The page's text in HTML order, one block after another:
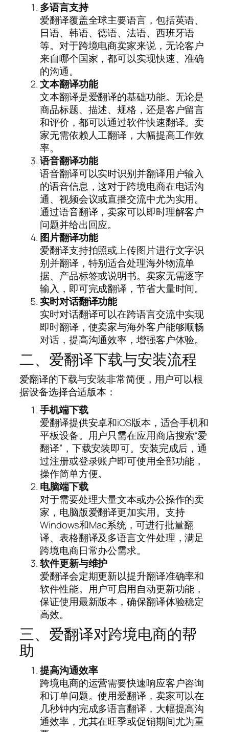
多语言支持
爱翻译覆盖全球主要语言，包括英语、
日语、韩语、德语、法语、西班牙语
等。对于跨境电商卖家来说，无论客户
来自哪个国家，都可以实现快速、准确
的沟通。
文本翻译功能
文本翻译是爱翻译的基础功能。无论是
商品标题、描述、规格，还是客户留言
和评价，都可以通过软件快速翻译。卖
家无需依赖人工翻译，大幅提高工作效
率。
语音翻译功能
语音翻译可以实时识别并翻译用户输入
的语音信息，这对于跨境电商在电话沟
通、视频会议或直播交流中尤为实用。
通过语音翻译，卖家可以即时理解客户
问题并给出回应。
图片翻译功能
爱翻译支持拍照或上传图片进行文字识
别并翻译，特别适合处理海外物流单
据、产品标签或说明书。卖家无需逐字
输入，即可完成翻译，节省大量时间。
实时对话翻译功能
实时对话翻译可以在跨语言交流中实现
即时翻译，使卖家与海外客户能够顺畅
对话，提高沟通效率，增强客户体验。
二、爱翻译下载与安装流程
爱翻译的下载与安装非常简便，用户可以根
据设备选择合适版本：
手机端下载
爱翻译提供安卓和iOS版本，适合手机和
平板设备。用户只需在应用商店搜索“爱
翻译”，下载安装即可。安装完成后，通
过注册或登录账户即可使用全部功能，
操作简单方便。
电脑端下载
对于需要处理大量文本或办公操作的卖
家，电脑版爱翻译更加实用。支持
Windows和Mac系统，可进行批量翻
译、表格翻译及多语言文件处理，满足
跨境电商日常办公需求。
软件更新与维护
爱翻译会定期更新以提升翻译准确率和
软件性能。用户可启用自动更新功能，
保证使用最新版本，确保翻译体验稳定
高效。
三、爱翻译对跨境电商的帮
助
提高沟通效率
跨境电商的运营需要快速响应客户咨询
和订单问题。使用爱翻译，卖家可以在
几秒钟内完成多语言翻译，大幅提高沟
通效率，尤其在旺季或促销期间尤为重